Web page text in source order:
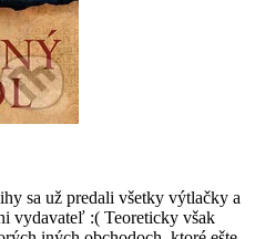
sa už predali všetky výtlačky a
vydavateľ :( Teoreticky však